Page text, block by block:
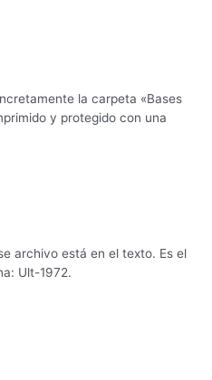
la carpeta «Bases
y protegido con una
archivo está en el texto. Es el
Ult-1972.